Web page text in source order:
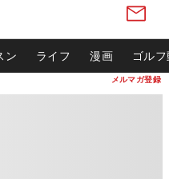
メルマガ登録
ン ライフ 漫画 ゴル